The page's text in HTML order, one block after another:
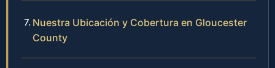
Nuestra Ubicación y Cobertura en Gloucester
County